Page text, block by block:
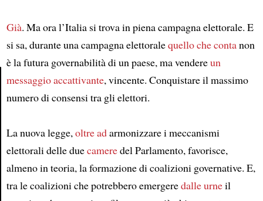
Article
Già. Ma ora l’Italia si trova in piena campagna elettorale. E
si sa, durante una campagna elettoralequello che contanon
è la futura governabilità di un paese, ma vendereun
messaggio accattivante, vincente. Conquistare il massimo
numero di consensi tra gli elettori.
La nuova legge,oltre adarmonizzare i meccanismi
elettorali delle duecameredel Parlamento, favorisce,
almeno in teoria, la formazione di coalizioni governative. E,
tra le coalizioni che potrebbero emergeredalle urneil